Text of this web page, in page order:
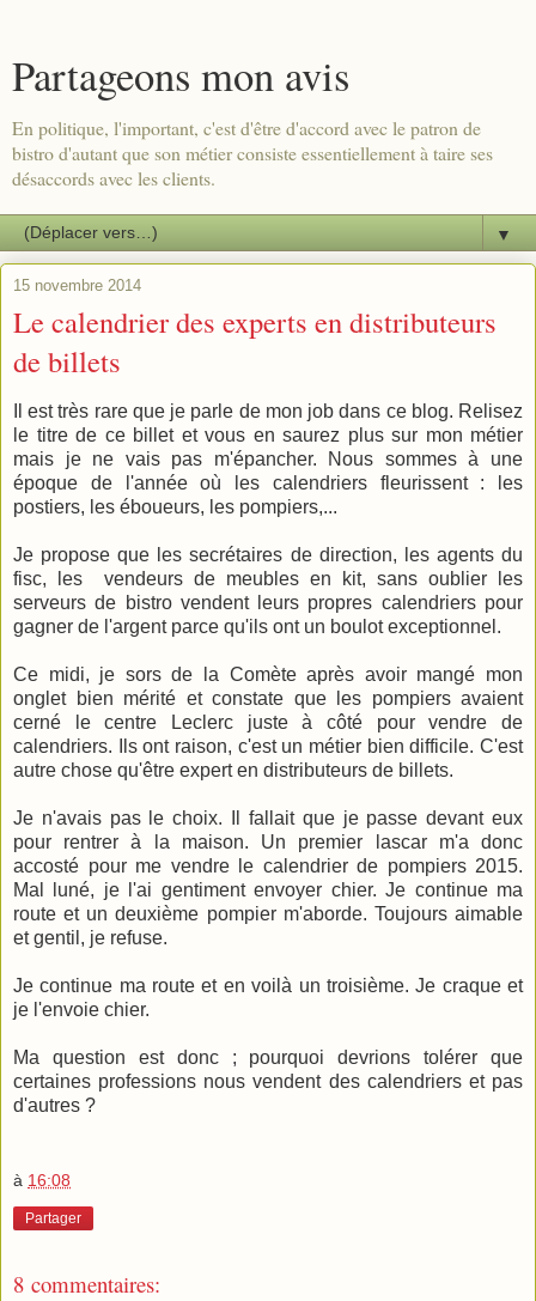
Partageons mon avis
En politique, l'important, c'est d'être d'accord avec le patron de
bistro d'autant que son métier consiste essentiellement à taire ses
désaccords avec les clients.
▼
15 novembre 2014
Le calendrier des experts en distributeurs
de billets
Il est très rare que je parle de mon job dans ce blog. Relisez
le titre de ce billet et vous en saurez plus sur mon métier
mais je ne vais pas m'épancher. Nous sommes à une
époque de l'année où les calendriers fleurissent : les
postiers, les éboueurs, les pompiers,...
Je propose que les secrétaires de direction, les agents du
fisc, les vendeurs de meubles en kit, sans oublier les
serveurs de bistro vendent leurs propres calendriers pour
gagner de l'argent parce qu'ils ont un boulot exceptionnel.
Ce midi, je sors de la Comète après avoir mangé mon
onglet bien mérité et constate que les pompiers avaient
cerné le centre Leclerc juste à côté pour vendre de
calendriers. Ils ont raison, c'est un métier bien difficile. C'est
autre chose qu'être expert en distributeurs de billets.
Je n'avais pas le choix. Il fallait que je passe devant eux
pour rentrer à la maison. Un premier lascar m'a donc
accosté pour me vendre le calendrier de pompiers 2015.
Mal luné, je l'ai gentiment envoyer chier. Je continue ma
route et un deuxième pompier m'aborde. Toujours aimable
et gentil, je refuse.
Je continue ma route et en voilà un troisième. Je craque et
je l'envoie chier.
Ma question est donc ; pourquoi devrions tolérer que
certaines professions nous vendent des calendriers et pas
d'autres ?
à 16:08
Partager
8 commentaires: